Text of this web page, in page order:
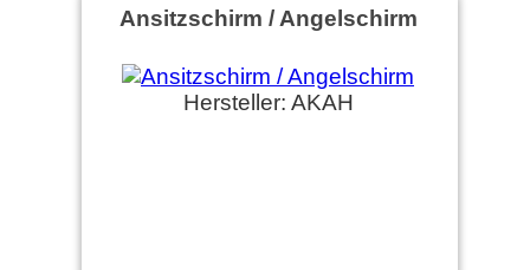
Ansitzschirm / Angelschirm
Hersteller: AKAH